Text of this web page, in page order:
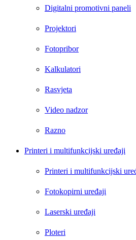
Digitalni promotivni paneli
Projektori
Fotopribor
Kalkulatori
Rasvjeta
Video nadzor
Razno
Printeri i multifunkcijski uređaji
Printeri i multifunkcijski
Fotokopirni uređaji
Laserski uređaji
Ploteri